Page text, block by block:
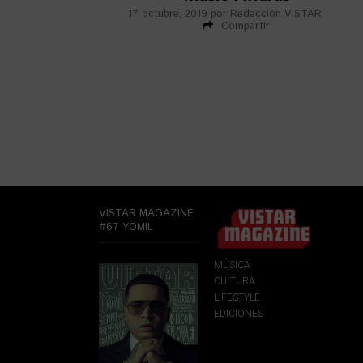
17 octubre, 2019 por Redacción VISTAR
Compartir
VISTAR MAGAZINE
#67 YOMIL
MÚSICA
CULTURA
LIFESTYLE
EDICIONES